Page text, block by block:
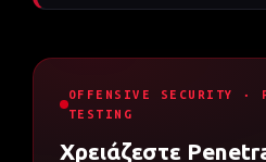
OFFENSIVE SECURITY ·
TESTING
Χρειάζεστε